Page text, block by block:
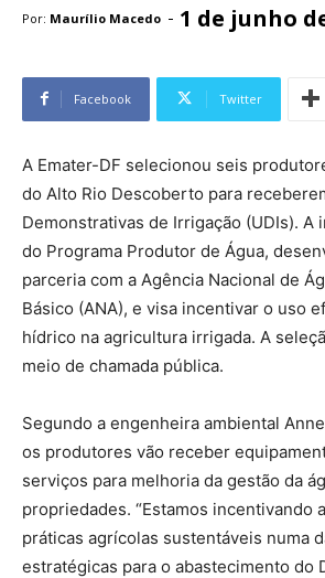
Por: Maurílio Macedo - 1 de junho
Facebook Twitter
A Emater-DF selecionou seis
do Alto Rio Descoberto para
Demonstrativas de Irrigação (UDIs). A
do Programa Produtor de Água,
parceria com a Agência Nacional de
Básico (ANA), e visa incentivar o uso
hídrico na agricultura irrigada. A
meio de chamada pública.
Segundo a engenheira ambiental
os produtores vão receber
serviços para melhoria da gestão da
propriedades. “Estamos incentivando
práticas agrícolas sustentáveis numa
estratégicas para o abastecimento do